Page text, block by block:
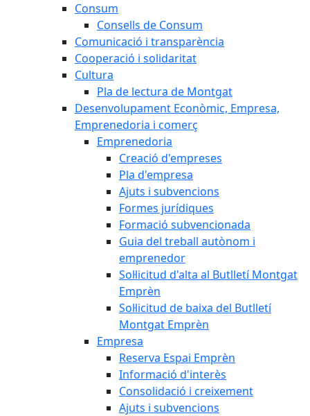
Consum
Consells de Consum
Comunicació i transparència
Cooperació i solidaritat
Cultura
Pla de lectura de Montgat
Desenvolupament Econòmic, Empresa,
Emprenedoria i comerç
Emprenedoria
Creació d'empreses
Pla d'empresa
Ajuts i subvencions
Formes jurídiques
Formació subvencionada
Guia del treball autònom i
emprenedor
Sol·licitud d'alta al Butlletí Montgat
Emprèn
Sol·licitud de baixa del Butlletí
Montgat Emprèn
Empresa
Reserva Espai Emprèn
Informació d'interès
Consolidació i creixement
Ajuts i subvencions